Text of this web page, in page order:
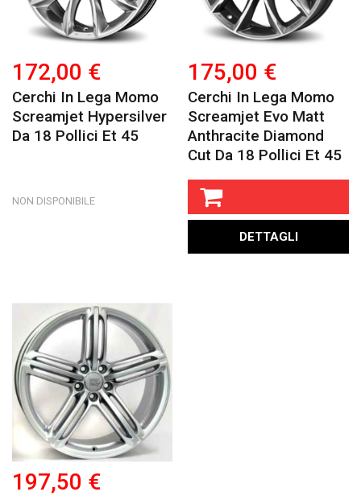
172,00 €
Cerchi In Lega Momo
Screamjet Hypersilver
Da 18 Pollici Et 45
NON DISPONIBILE
175,00 €
Cerchi In Lega Momo
Screamjet Evo Matt
Anthracite Diamond
Cut Da 18 Pollici Et 45
DETTAGLI
197,50 €